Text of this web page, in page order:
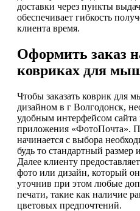
доставки через пункты
обеспечивает гибкость
клиента время.
Оформить заказ
ковриках для
Чтобы заказать коврик для
дизайном в г Волгодонск,
удобным интерфейсом
приложения «ФотоПочта».
начинается с выбора
будь то стандартный размер
Далее клиенту
фото или дизайн, который он
уточнив при этом любые
печати, такие как наличие
цветовых предпочтений.